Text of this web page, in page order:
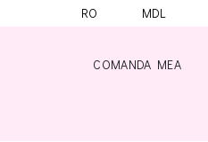
RO MDL
COMANDA MEA